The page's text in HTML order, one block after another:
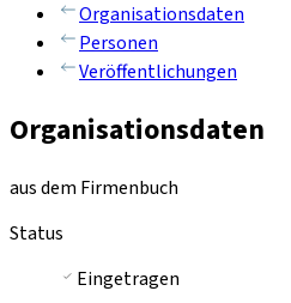
Organisationsdaten
Personen
Veröffentlichungen
Organisationsdaten
aus dem Firmenbuch
Status
Eingetragen